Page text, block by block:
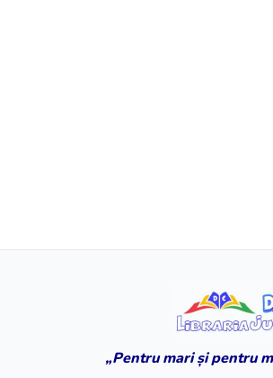
„Pentru mari și pentru